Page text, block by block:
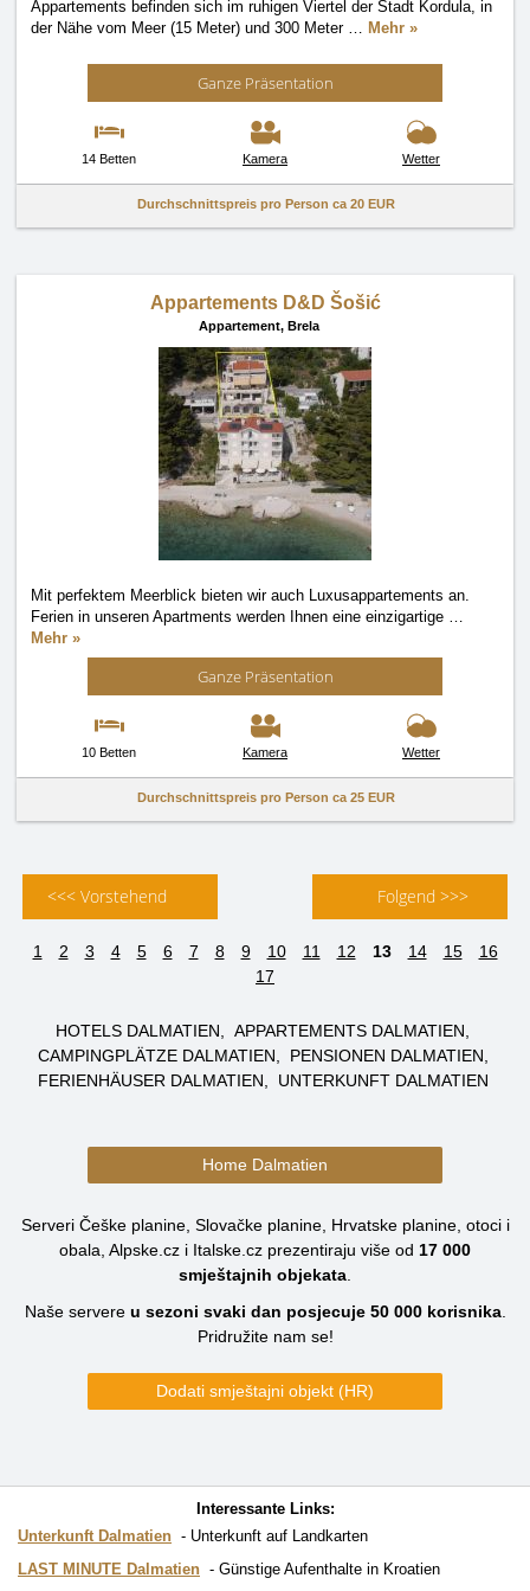
Appartements befinden sich im ruhigen Viertel der Stadt Kordula, in
der Nähe vom Meer (15 Meter) und 300 Meter … Mehr »
Ganze Präsentation
14 Betten Kamera Wetter
Durchschnittspreis pro Person ca 20 EUR
Appartements D&D Šošić
Appartement, Brela
Mit perfektem Meerblick bieten wir auch Luxusappartements an.
Ferien in unseren Apartments werden Ihnen eine einzigartige …
Mehr »
Ganze Präsentation
10 Betten Kamera Wetter
Durchschnittspreis pro Person ca 25 EUR
<<< Vorstehend Folgend >>>
1 2 3 4 5 6 7 8 9 10 11 12 13 14 15
16
17
HOTELS DALMATIEN
APPARTEMENTS DALMATIEN
CAMPINGPLÄTZE DALMATIEN
PENSIONEN DALMATIEN
FERIENHÄUSER DALMATIEN
UNTERKUNFT DALMATIEN
Home Dalmatien
Serveri Češke planine, Slovačke planine, Hrvatske planine, otoci i
obala, Alpske.cz i Italske.cz prezentiraju više od 17 000
smještajnih objekata
Naše servere u sezoni svaki dan posjecuje 50 000korisnika.
Pridružite nam se!
Dodati smještajni objekt (HR)
Interessante Links:
Unterkunft Dalmatien
Unterkunft auf Landkarten
LAST MINUTE Dalmatien
Günstige Aufenthalte in Kroatien